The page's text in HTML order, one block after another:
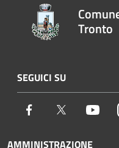
Tronto
SEGUICI SU
Facebook Twitter
AMMINISTRAZIONE